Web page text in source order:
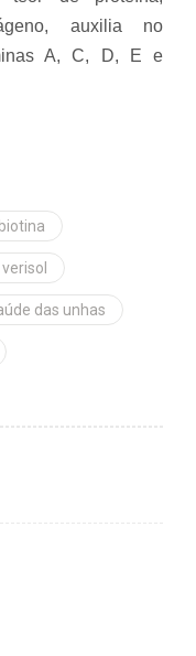
auxilia no
A, C, D, E e
biotina
das unhas